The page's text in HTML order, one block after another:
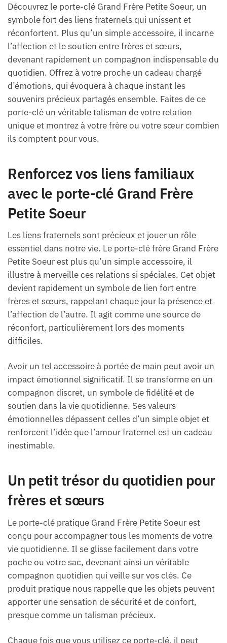
Découvrez le porte-clé Grand Frère Petite Soeur, un
symbole fort des liens fraternels qui unissent et
réconfortent. Plus qu’un simple accessoire, il incarne
l’affection et le soutien entre frères et sœurs,
devenant rapidement un compagnon indispensable du
quotidien. Offrez à votre proche un cadeau chargé
d’émotions, qui évoquera à chaque instant les
souvenirs précieux partagés ensemble. Faites de ce
porte-clé un véritable talisman de votre relation
unique et montrez à votre frère ou votre sœur combien
ils comptent pour vous.
Renforcez vos liens familiaux
avec le porte-clé Grand Frère
Petite Soeur
Les liens fraternels sont précieux et jouer un rôle
essentiel dans notre vie. Le porte-clé frère Grand Frère
Petite Soeur est plus qu’un simple accessoire, il
illustre à merveille ces relations si spéciales. Cet objet
devient rapidement un symbole de lien fort entre
frères et sœurs, rappelant chaque jour la présence et
l’affection de l’autre. Il agit comme une source de
réconfort, particulièrement lors des moments
difficiles.
Avoir un tel accessoire à portée de main peut avoir un
impact émotionnel significatif. Il se transforme en un
compagnon discret, un symbole de fidélité et de
soutien dans la vie quotidienne. Ses valeurs
émotionnelles dépassent celles d’un simple objet et
renforcent l’idée que l’amour fraternel est un cadeau
inestimable.
Un petit trésor du quotidien pour
frères et sœurs
Le porte-clé pratique Grand Frère Petite Soeur est
conçu pour accompagner tous les moments de votre
vie quotidienne. Il se glisse facilement dans votre
poche ou votre sac, devenant ainsi un véritable
compagnon quotidien qui veille sur vos clés. Ce
produit pratique nous rappelle que les objets peuvent
apporter une sensation de sécurité et de confort,
presque comme un talisman précieux.
Chaque fois que vous utilisez ce porte-clé, il peut